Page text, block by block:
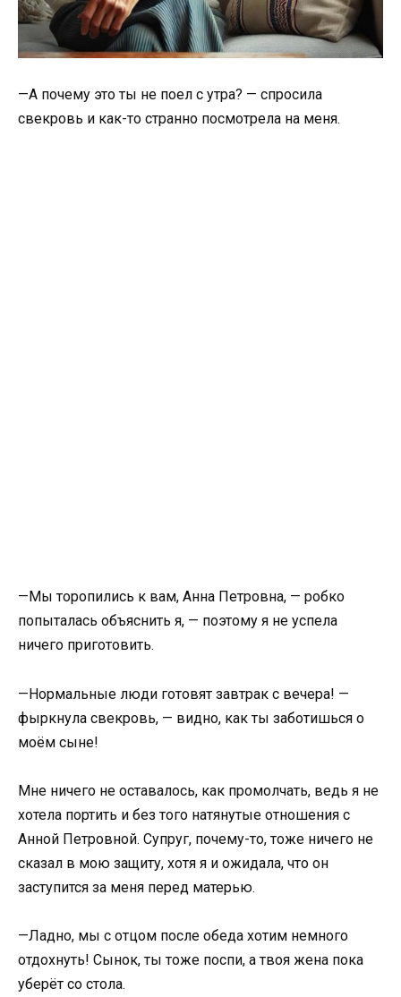
—А почему это ты не поел с утра? — спросила
свекровь и как-то странно посмотрела на меня.
—Мы торопились к вам, Анна Петровна, — робко
попыталась объяснить я, — поэтому я не успела
ничего приготовить.
—Нормальные люди готовят завтрак с вечера! —
фыркнула свекровь, — видно, как ты заботишься о
моём сыне!
Мне ничего не оставалось, как промолчать, ведь я не
хотела портить и без того натянутые отношения с
Анной Петровной. Супруг, почему-то, тоже ничего не
сказал в мою защиту, хотя я и ожидала, что он
заступится за меня перед матерью.
—Ладно, мы с отцом после обеда хотим немного
отдохнуть! Сынок, ты тоже поспи, а твоя жена пока
уберёт со стола.